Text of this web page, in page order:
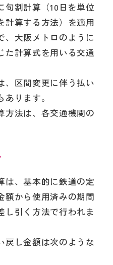
旬割計算（10日を単位
計算する方法）を適用
、大阪メトロのように
た計算式を用いる交通
、区間変更に伴う払い
ります。
方法は、各交通機関の
は、基本的に鉄道の定
額から使用済みの期間
し引く方法で行われま
戻し金額は次のような